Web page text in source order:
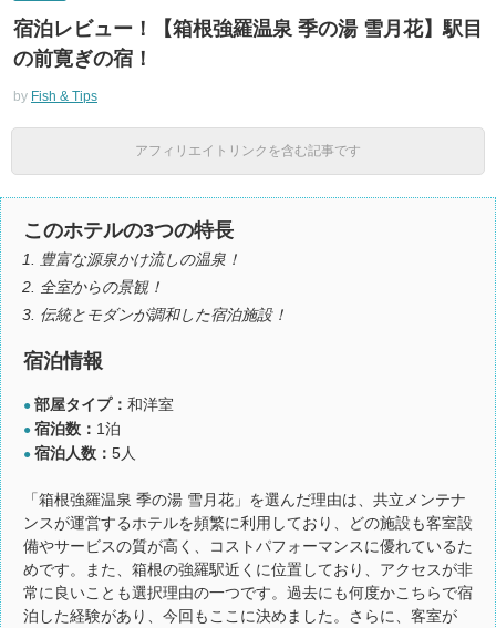
宿泊レビュー！【箱根強羅温泉 季の湯 雪月花】駅目
の前寛ぎの宿！
by Fish & Tips
アフィリエイトリンクを含む記事です
このホテルの3つの特長
豊富な源泉かけ流しの温泉！
全室からの景観！
伝統とモダンが調和した宿泊施設！
宿泊情報
● 部屋タイプ： 和洋室
● 宿泊数： 1泊
● 宿泊人数： 5人
「箱根強羅温泉 季の湯 雪月花」を選んだ理由は、共立メンテナ
ンスが運営するホテルを頻繁に利用しており、どの施設も客室設
備やサービスの質が高く、コストパフォーマンスに優れているた
めです。また、箱根の強羅駅近くに位置しており、アクセスが非
常に良いことも選択理由の一つです。過去にも何度かこちらで宿
泊した経験があり、今回もここに決めました。さらに、客室が